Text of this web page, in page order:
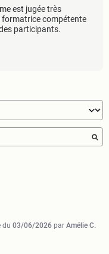
est jugée très
formatrice compétente
participants.
du 03/06/2026 par Amélie C.